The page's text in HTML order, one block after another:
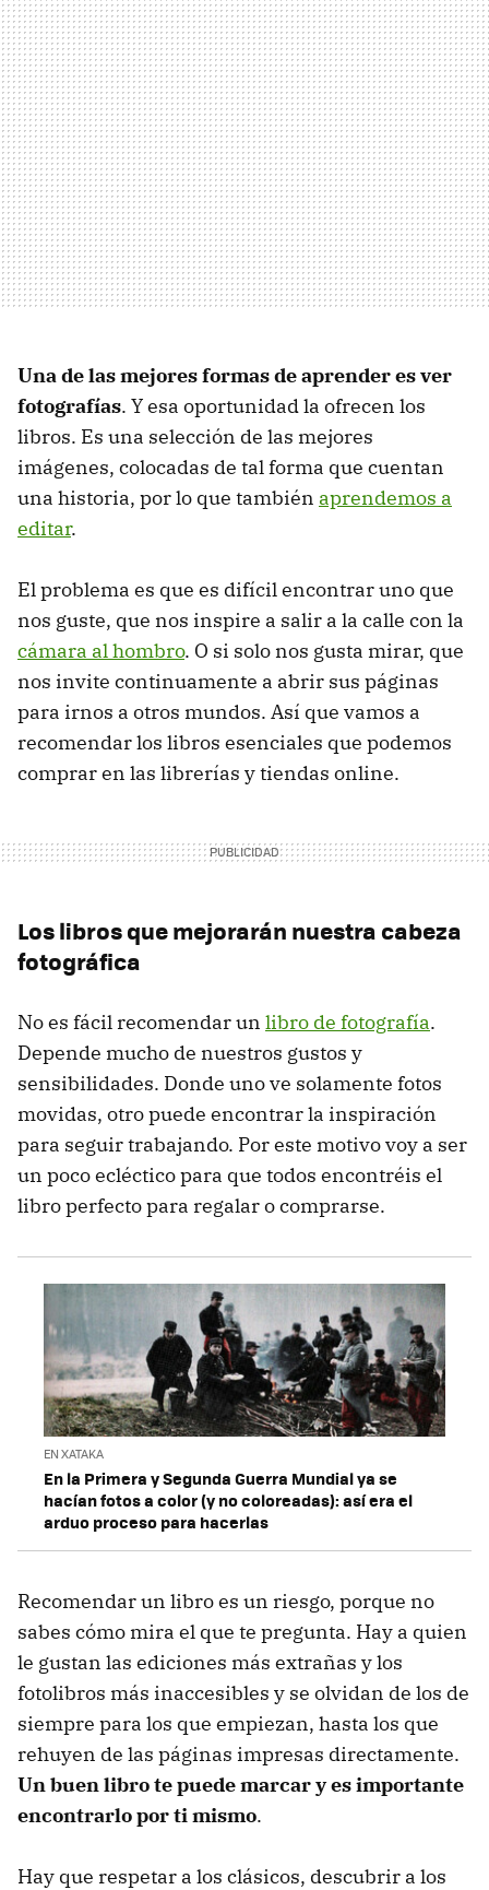
Una de las mejores formas de aprender es ver
fotografías. Y esa oportunidad la ofrecen los
libros. Es una selección de las mejores
imágenes, colocadas de tal forma que cuentan
una historia, por lo que también aprendemos a
editar.
El problema es que es difícil encontrar uno que
nos guste, que nos inspire a salir a la calle con la
cámara al hombro. O si solo nos gusta mirar, que
nos invite continuamente a abrir sus páginas
para irnos a otros mundos. Así que vamos a
recomendar los libros esenciales que podemos
comprar en las librerías y tiendas online.
Los libros que mejorarán nuestra cabeza
fotográfica
No es fácil recomendar un libro de fotografía.
Depende mucho de nuestros gustos y
sensibilidades. Donde uno ve solamente fotos
movidas, otro puede encontrar la inspiración
para seguir trabajando. Por este motivo voy a ser
un poco ecléctico para que todos encontréis el
libro perfecto para regalar o comprarse.
EN XATAKA
En la Primera y Segunda Guerra Mundial ya se
hacían fotos a color (y no coloreadas): así era el
arduo proceso para hacerlas
Recomendar un libro es un riesgo, porque no
sabes cómo mira el que te pregunta. Hay a quien
le gustan las ediciones más extrañas y los
fotolibros más inaccesibles y se olvidan de los de
siempre para los que empiezan, hasta los que
rehuyen de las páginas impresas directamente.
Un buen libro te puede marcar y es importante
encontrarlo por ti mismo.
Hay que respetar a los clásicos, descubrir a los